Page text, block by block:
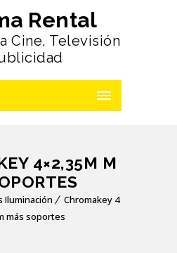
Rental
Cine, Televisión
4×2,35M M
Iluminación
Chromakey 4
más soportes